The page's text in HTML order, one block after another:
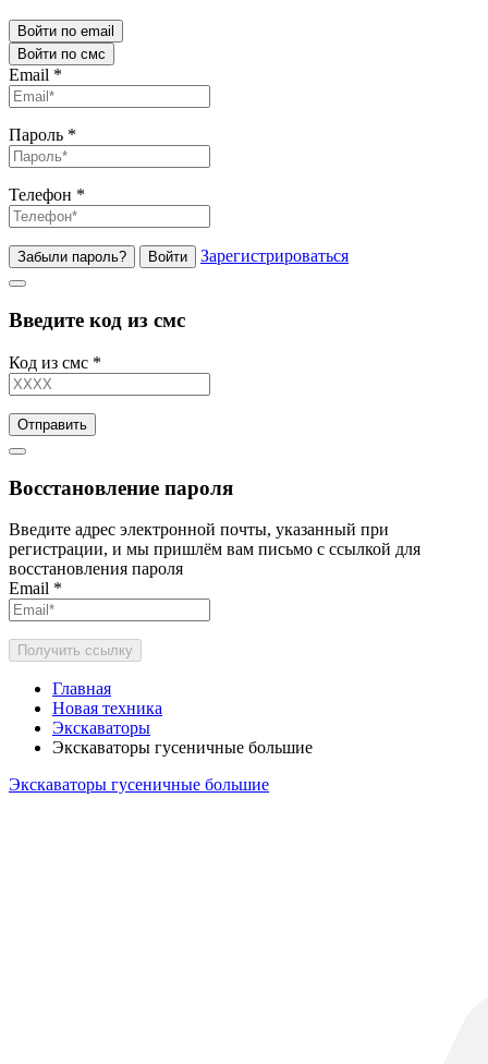
Войти по email
Войти по смс
Email *
Пароль *
Телефон *
Забыли пароль? Войти Зарегистрироваться
Введите код из смс
Код из смс *
Отправить
Восстановление пароля
Введите адрес электронной почты, указанный при
регистрации, и мы пришлём вам письмо с ссылкой для
восстановления пароля
Email *
Получить ссылку
Главная
Новая техника
Экскаваторы
Экскаваторы гусеничные большие
Экскаваторы гусеничные большие